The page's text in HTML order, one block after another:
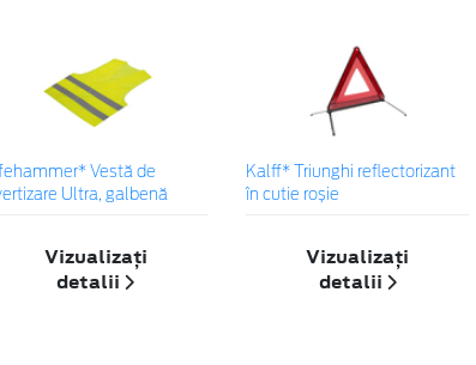
Vestă de
Ultra, galbenă
Vizualizați
detalii
Kalff* Triunghi reflectorizant
în cutie roșie
Vizualizați
detalii